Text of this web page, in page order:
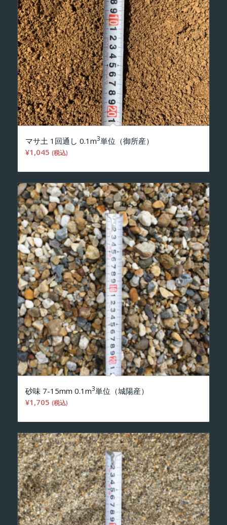
マサ土 1回通し 0.1m3単位（御所産）
¥1,045 (税込)
砂味 7-15mm 0.1m3単位（城陽産）
¥1,705 (税込)